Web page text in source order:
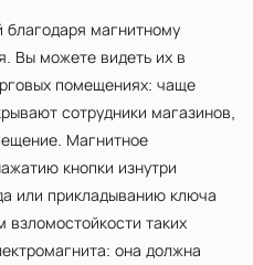
благодаря магнитному
Вы можете видеть их в
помещениях: чаще
сотрудники магазинов,
Магнитное
кнопки изнутри
или прикладыванию ключа
таких
она должна